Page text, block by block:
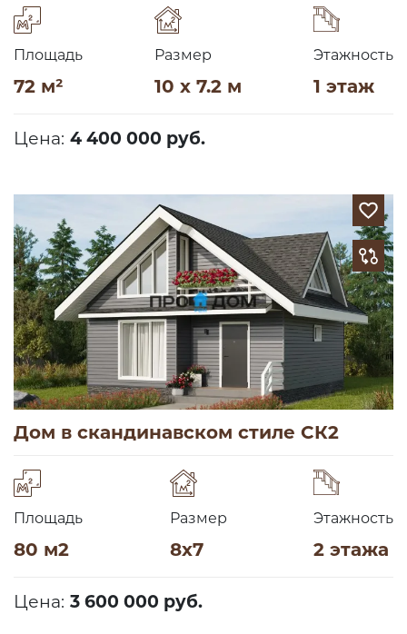
Площадь
72 м²
Размер
10 x 7.2 м
Этажность
1 этаж
Цена: 4 400 000 руб.
Дом в скандинавском стиле СК2
Площадь
80 м2
Размер
8х7
Этажность
2 этажа
Цена: 3 600 000 руб.